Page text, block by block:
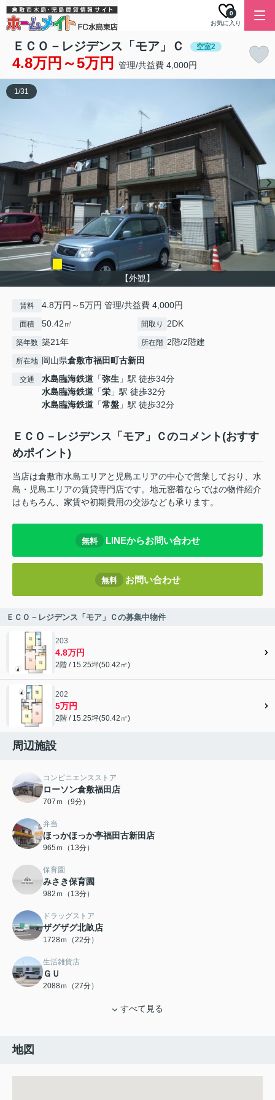
お気に入り
0
ＥＣＯ－レジデンス「モア」Ｃ 空室2
4.8万円～5万円 管理/共益費 4,000円
【外観】
1/31
賃料 4.8万円～5万円 管理/共益費 4,000円
面積 50.42㎡ 間取り 2DK
築年数 築21年 所在階 2階/2階建
所在地 岡山県倉敷市福田町古新田
交通 水島臨海鉄道 「弥生 」駅 徒歩34分
水島臨海鉄道 「栄 」駅 徒歩32分
水島臨海鉄道 「常盤 」駅 徒歩32分
ＥＣＯ－レジデンス「モア」Ｃのコメント(おすす
めポイント)
当店は倉敷市水島エリアと児島エリアの中心で営業しており、水
島・児島エリアの賃貸専門店です。地元密着ならではの物件紹介
はもちろん、家賃や初期費用の交渉なども承ります。
無料 LINEからお問い合わせ
無料 お問い合わせ
ＥＣＯ－レジデンス「モア」Ｃの募集中物件
203
4.8万円
2階 / 15.25坪(50.42㎡)
202
5万円
2階 / 15.25坪(50.42㎡)
周辺施設
コンビニエンスストア
ローソン倉敷福田店
707ｍ（9分）
弁当
ほっかほっか亭福田古新田店
965ｍ（13分）
保育園
みさき保育園
982ｍ（13分）
ドラッグストア
ザグザグ北畝店
1728ｍ（22分）
生活雑貨店
ＧＵ
2088ｍ（27分）
すべて見る
地図